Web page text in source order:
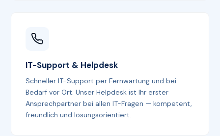
IT-Support & Helpdesk
Schneller IT-Support per Fernwartung und bei
Bedarf vor Ort. Unser Helpdesk ist Ihr erster
Ansprechpartner bei allen IT-Fragen — kompetent,
freundlich und lösungsorientiert.